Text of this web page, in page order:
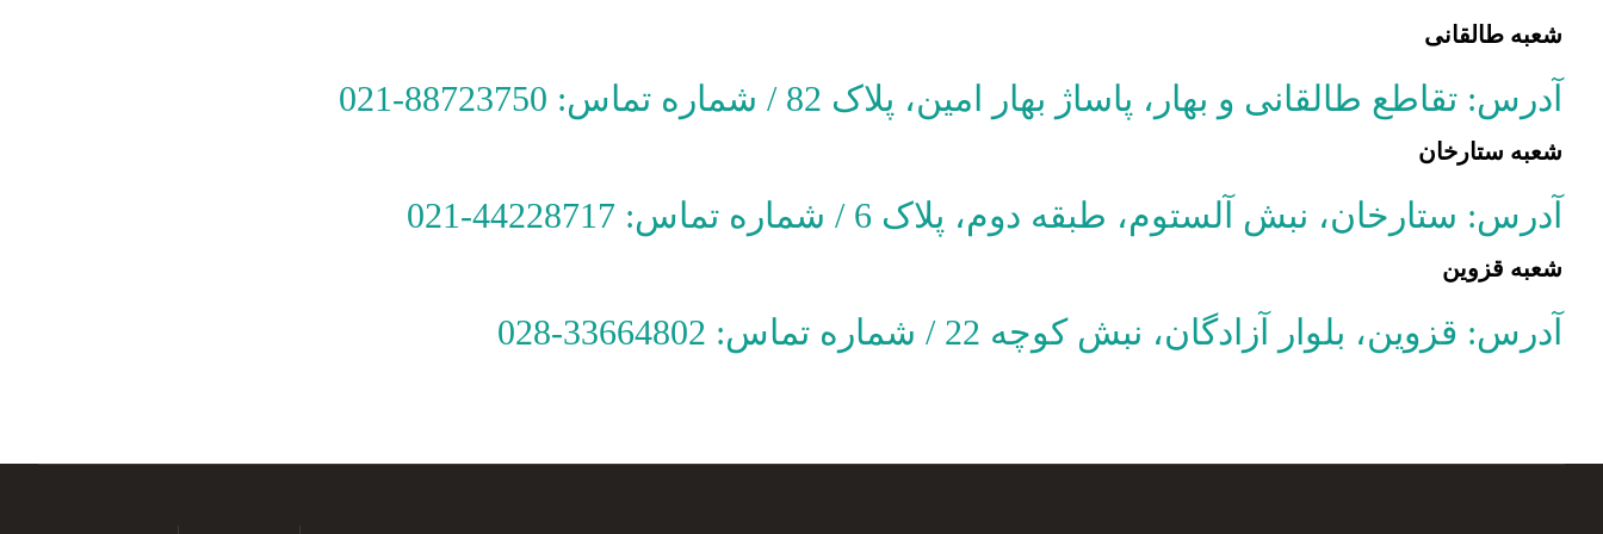
شعبه طالقانی
آدرس: تقاطع طالقانی و بهار، پاساژ بهار امین، پلاک 82 / شماره تماس: 88723750-021
شعبه ستارخان
آدرس: ستارخان، نبش آلستوم، طبقه دوم، پلاک 6 / شماره تماس: 44228717-021
شعبه قزوین
آدرس: قزوین، بلوار آزادگان، نبش کوچه 22 / شماره تماس: 33664802-028